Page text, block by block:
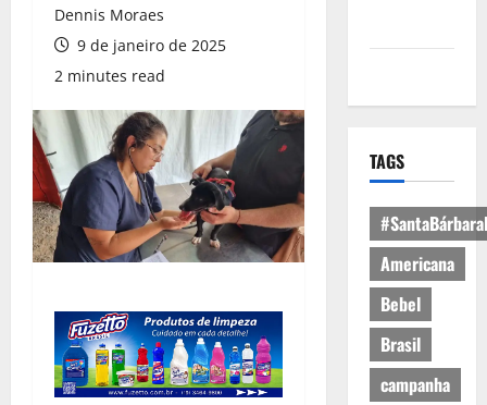
Dennis Moraes
9 de janeiro de 2025
2 minutes read
TAGS
Americana
Bebel
Brasil
campanha